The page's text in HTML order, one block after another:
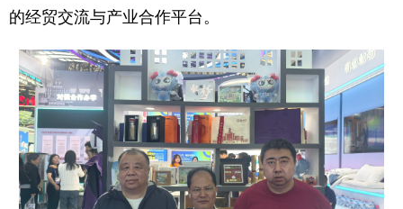
食品 人居
会展 彩票 娱乐 时尚
悦读 公益 书画 一带一路
亚太网 上市公司 投教基地
的经贸交流与产业合作平台。